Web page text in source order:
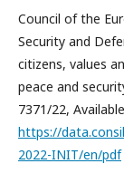
Council of the
Security and
citizens, values
peace and
7371/22,
https://
2022-INIT/en/pdf